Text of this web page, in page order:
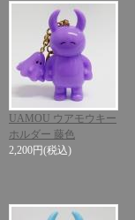
UAMOU ウアモウキー
ホルダー 藤色
2,200円(税込)